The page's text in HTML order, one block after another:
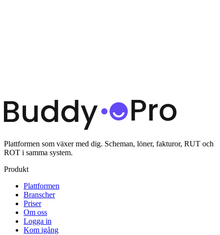
Plattformen som växer med dig. Scheman, löner, fakturor, RUT och
ROT i samma system.
Produkt
Plattformen
Branscher
Priser
Om oss
Logga in
Kom igång